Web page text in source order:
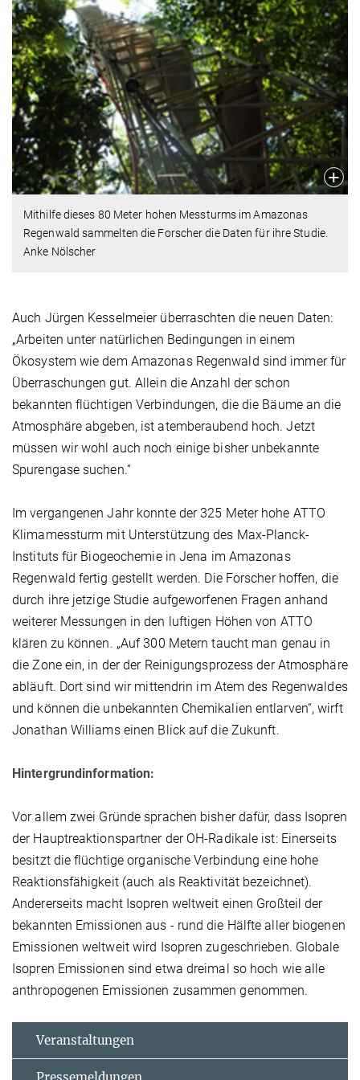
Mithilfe dieses 80 Meter hohen Messturms im Amazonas
Regenwald sammelten die Forscher die Daten für ihre Studie.
Anke Nölscher
Auch Jürgen Kesselmeier überraschten die neuen Daten:
„Arbeiten unter natürlichen Bedingungen in einem
Ökosystem wie dem Amazonas Regenwald sind immer für
Überraschungen gut. Allein die Anzahl der schon
bekannten flüchtigen Verbindungen, die die Bäume an die
Atmosphäre abgeben, ist atemberaubend hoch. Jetzt
müssen wir wohl auch noch einige bisher unbekannte
Spurengase suchen.“
Im vergangenen Jahr konnte der 325 Meter hohe ATTO
Klimamessturm mit Unterstützung des Max-Planck-
Instituts für Biogeochemie in Jena im Amazonas
Regenwald fertig gestellt werden. Die Forscher hoffen, die
durch ihre jetzige Studie aufgeworfenen Fragen anhand
weiterer Messungen in den luftigen Höhen von ATTO
klären zu können. „Auf 300 Metern taucht man genau in
die Zone ein, in der der Reinigungsprozess der Atmosphäre
abläuft. Dort sind wir mittendrin im Atem des Regenwaldes
und können die unbekannten Chemikalien entlarven“, wirft
Jonathan Williams einen Blick auf die Zukunft.
Hintergrundinformation:
Vor allem zwei Gründe sprachen bisher dafür, dass Isopren
der Hauptreaktionspartner der OH-Radikale ist: Einerseits
besitzt die flüchtige organische Verbindung eine hohe
Reaktionsfähigkeit (auch als Reaktivität bezeichnet).
Andererseits macht Isopren weltweit einen Großteil der
bekannten Emissionen aus - rund die Hälfte aller biogenen
Emissionen weltweit wird Isopren zugeschrieben. Globale
Isopren Emissionen sind etwa dreimal so hoch wie alle
anthropogenen Emissionen zusammen genommen.
Veranstaltungen
Pressemeldungen